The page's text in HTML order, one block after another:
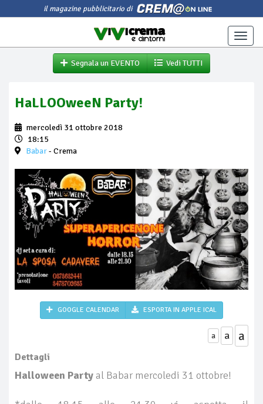
il magazine pubblicitario di
Toggle
Segnala un EVENTO
Vedi TUTTI
HaLLOOweeN Party!
mercoledì 31 ottobre 2018
18:15
Babar- Crema
GOOGLE CALENDAR ESPORTA IN APPLE ICAL
a a a
Dettagli
Halloween Partyal Babar mercoledi 31 ottobre!